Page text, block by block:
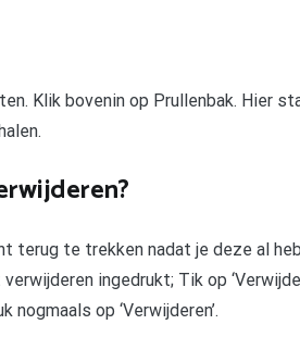
Klik bovenin op Prullenbak. Hier
terug te trekken nadat je deze al
ingedrukt; Tik op
nogmaals op ‘Verwijderen’.